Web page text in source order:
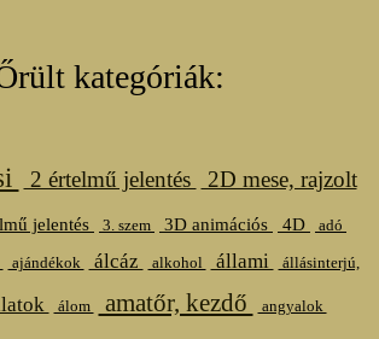
kategóriák:
2 értelmű jelentés
2D mese, rajzolt
jelentés 3. szem 3D animációs 4D adó
ajándékok álcáz alkohol állami állásinterjú,
álom amatőr, kezdő angyalok